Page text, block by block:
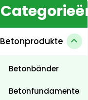
Categorieën
Betonprodukte
Betonbänder
Betonfundamente